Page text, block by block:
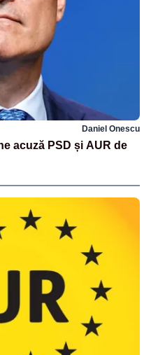
Daniel Onescu
acuză PSD și AUR de